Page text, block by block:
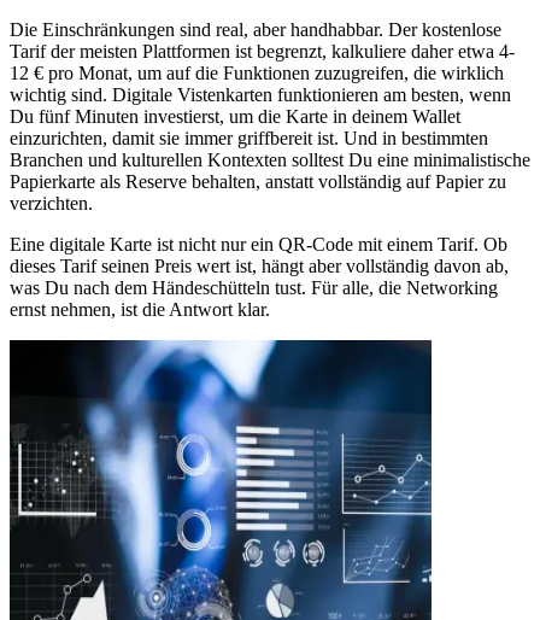
Die Einschränkungen sind real, aber handhabbar. Der kostenlose
Tarif der meisten Plattformen ist begrenzt, kalkuliere daher etwa 4-
12 € pro Monat, um auf die Funktionen zuzugreifen, die wirklich
wichtig sind. Digitale Vistenkarten funktionieren am besten, wenn
Du fünf Minuten investierst, um die Karte in deinem Wallet
einzurichten, damit sie immer griffbereit ist. Und in bestimmten
Branchen und kulturellen Kontexten solltest Du eine minimalistische
Papierkarte als Reserve behalten, anstatt vollständig auf Papier zu
verzichten.
Eine digitale Karte ist nicht nur ein QR-Code mit einem Tarif. Ob
dieses Tarif seinen Preis wert ist, hängt aber vollständig davon ab,
was Du nach dem Händeschütteln tust. Für alle, die Networking
ernst nehmen, ist die Antwort klar.